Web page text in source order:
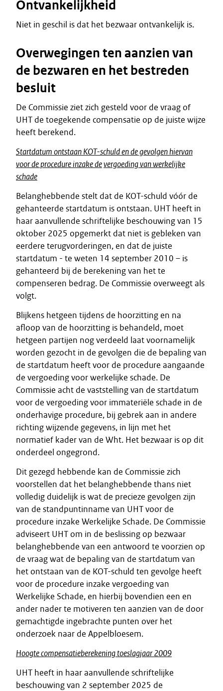
Ontvankelijkheid
Niet in geschil is dat het bezwaar ontvankelijk is.
Overwegingen ten aanzien van
de bezwaren en het bestreden
besluit
De Commissie ziet zich gesteld voor de vraag of
UHT de toegekende compensatie op de juiste wijze
heeft berekend.
Startdatum ontstaan KOT-schuld en de gevolgen hiervan
voor de procedure inzake devergoeding van werkelijke
schade
Belanghebbende stelt dat de KOT-schuld vóór de
gehanteerde startdatum is ontstaan. UHT heeft in
haar aanvullende schriftelijke beschouwing van 15
oktober 2025 opgemerkt dat niet is gebleken van
eerdere terugvorderingen, en dat de juiste
startdatum - te weten 14 september 2010 – is
gehanteerd bij de berekening van het te
compenseren bedrag. De Commissie overweegt als
volgt.
Blijkens hetgeen tijdens de hoorzitting en na
afloop van de hoorzitting is behandeld, moet
hetgeen partijen nog verdeeld laat voornamelijk
worden gezocht in de gevolgen die de bepaling van
de startdatum heeft voor de procedure aangaande
de vergoeding voor werkelijke schade. De
Commissie acht de vaststelling van de startdatum
voor de vergoeding voor immateriële schade in de
onderhavige procedure, bij gebrek aan in andere
richting wijzende gegevens, in lijn met het
normatief kader van de Wht. Het bezwaar is op dit
onderdeel ongegrond.
Dit gezegd hebbende kan de Commissie zich
voorstellen dat het belanghebbende thans niet
volledig duidelijk is wat de precieze gevolgen zijn
van de standpuntinname van UHT voor de
procedure inzake Werkelijke Schade. De Commissie
adviseert UHT om in de beslissing op bezwaar
belanghebbende van een antwoord te voorzien op
de vraag wat de bepaling van de startdatum van
het ontstaan van de KOT-schuld ten gevolge heeft
voor de procedure inzake vergoeding van
Werkelijke Schade, en hierbij bovendien een en
ander nader te motiveren ten aanzien van de door
gemachtigde ingebrachte punten over het
onderzoek naar de Appelbloesem.
Hoogte compensatieberekening toeslagjaar 2009
UHT heeft in haar aanvullende schriftelijke
beschouwing van 2 september 2025 de